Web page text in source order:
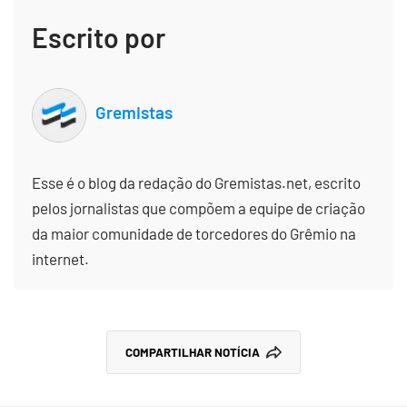
Escrito por
Gremistas
Esse é o blog da redação do Gremistas.net, escrito
pelos jornalistas que compõem a equipe de criação
da maior comunidade de torcedores do Grêmio na
internet.
COMPARTILHAR NOTÍCIA